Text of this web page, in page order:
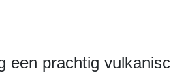
prachtig